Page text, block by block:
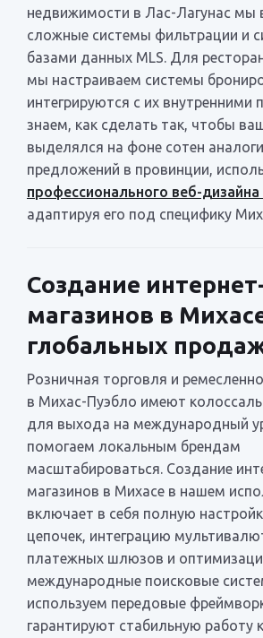
недвижимости в Лас-Лагунас мы
сложные системы фильтрации и
базами данных MLS. Для
мы настраиваем системы
интегрируются с их внутренними
знаем, как сделать так, чтобы
выделялся на фоне сотен
предложений в провинции,
профессионального веб-
адаптируя его под специфику
Создание
магазинов в
глобальных
Розничная торговля и
в Михас-Пуэбло имеют
для выхода на международный
помогаем локальным брендам
масштабироваться. Создание
магазинов в Михасе в нашем
включает в себя полную
цепочек, интеграцию
платежных шлюзов и
международные поисковые
используем передовые
гарантируют стабильную работу